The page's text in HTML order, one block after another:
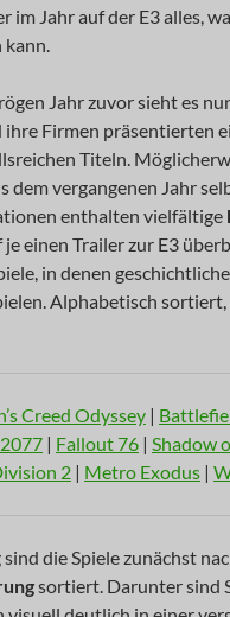
Jahr auf der E3 alles,
kann.
Jahr zuvor sieht es
Firmen präsentierten
Titeln.
vergangenen Jahr
enthalten vielfältige
einen Trailer zur E3
in denen
Alphabetisch sortiert,
Creed Odyssey |
| Fallout 76 | Shadow
2 | Metro Exodus |
die Spiele zunächst
sortiert. Darunter sind